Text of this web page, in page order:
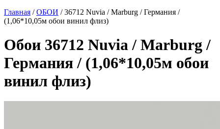
Главная /ОБОИ / 36712 Nuvia / Marburg / Германия /
(1,06*10,05м обои винил флиз)
Обои 36712 Nuvia / Marburg /
Германия / (1,06*10,05м обои
винил флиз)